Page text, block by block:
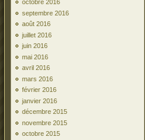
octobre 2016
septembre 2016
août 2016
juillet 2016
juin 2016
mai 2016
avril 2016
mars 2016
février 2016
janvier 2016
décembre 2015
novembre 2015
octobre 2015